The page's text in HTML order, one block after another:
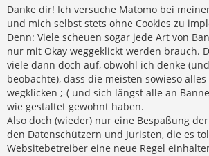
r
a
g
Danke dir! Ich versuche Matomo bei
und mich selbst stets ohne Cookies zu
Denn: Viele scheuen sogar jede Art von
nur mit Okay weggeklickt werden brauch.
viele dann doch auf, obwohl ich denke
beobachte), dass die meisten sowieso
wegklicken ;-( und sich längst alle an
wie gestaltet gewohnt haben.
Also doch (wieder) nur eine Bespaßung
den Datenschützern und Juristen, die es
Websitebetreiber eine neue Regel